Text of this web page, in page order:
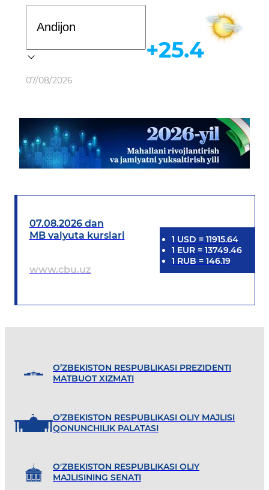
Ob-havo
07/08/2026
+25.4
07.08.2026 dan
MB valyuta kurslari
www.cbu.uz
1 USD = 11915.64
1 EUR= 13749.46
1 RUB = 146.19
O’ZBEKISTON RESPUBLIKASI PREZIDENTI
MATBUOT XIZMATI
O’ZBEKISTON RESPUBLIKASI OLIY MAJLISI
QONUNCHILIK PALATASI
O'ZBEKISTON RESPUBLIKASI OLIY
MAJLISINING SENATI